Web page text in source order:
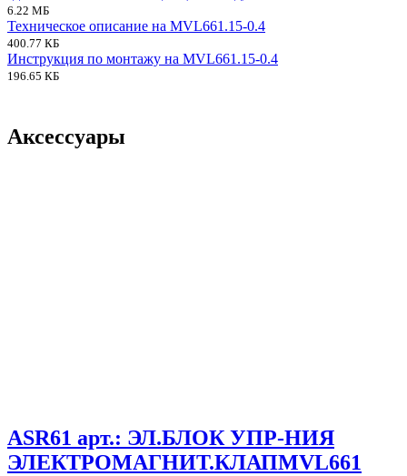
6.22 МБ
Техническое описание на MVL661.15-0.4
400.77 КБ
Инструкция по монтажу на MVL661.15-0.4
196.65 КБ
Аксессуары
ASR61 арт.: ЭЛ.БЛОК УПР-НИЯ
ЭЛЕКТРОМАГНИТ.КЛАПMVL661